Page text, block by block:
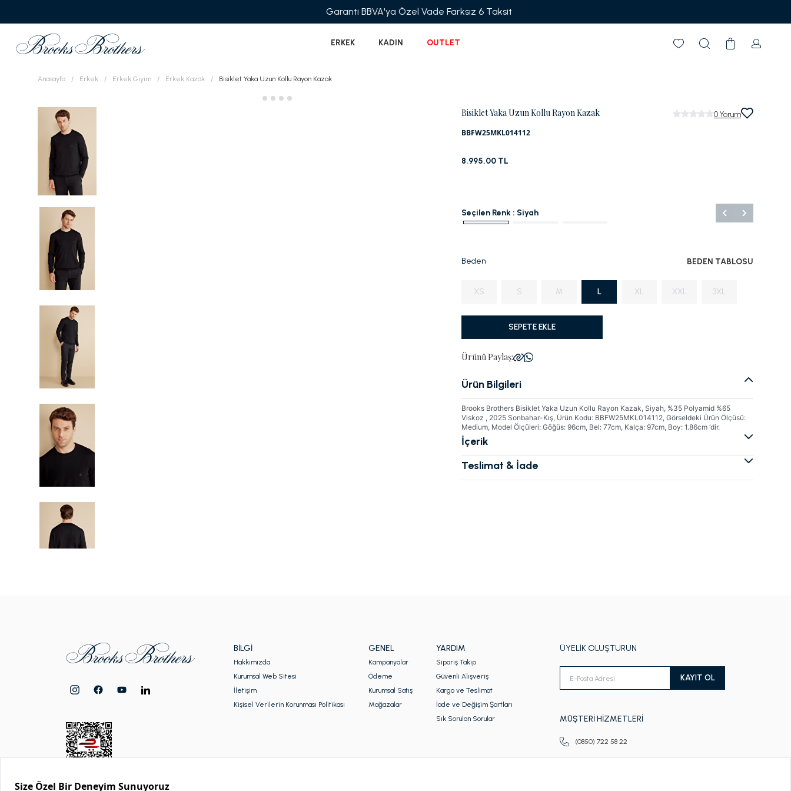
Garanti BBVA'ya Özel Vade Farksız 6 Taksit
ERKEK KADIN OUTLET
Anasayfa Erkek Erkek Giyim Erkek Kazak Bisiklet Yaka Uzun Kollu Rayon Kazak
Bisiklet Yaka Uzun Kollu Rayon Kazak
BBFW25MKL014112
0 Yorum
8.995,00 TL
Seçilen Renk : Siyah
Beden BEDEN TABLOSU
XS S M L XL XXL 3XL
SEPETE EKLE
Ürünü Paylaş:
Ürün Bilgileri
Brooks Brothers Bisiklet Yaka Uzun Kollu Rayon Kazak, Siyah, %35 Polyamid %65
Viskoz , 2025 Sonbahar-Kış, Ürün Kodu: BBFW25MKL014112, Görseldeki Ürün Ölçüsü:
Medium, Model Ölçüleri: Göğüs: 96cm, Bel: 77cm, Kalça: 97cm, Boy: 1.86cm ‘dir.
İçerik
Teslimat & İade
BILGI
Hakkımızda
Kurumsal Web Sitesi
İletişim
Kişisel Verilerin Korunması Politikası
GENEL
Kampanyalar
Ödeme
Kurumsal Satış
Mağazalar
YARDIM
Sipariş Takip
Güvenli Alışveriş
Kargo ve Teslimat
İade ve Değişim Şartları
Sık Sorulan Sorular
ÜYELİK OLUŞTURUN
KAYIT OL
MÜŞTERİ HİZMETLERİ
(0850) 722 58 22